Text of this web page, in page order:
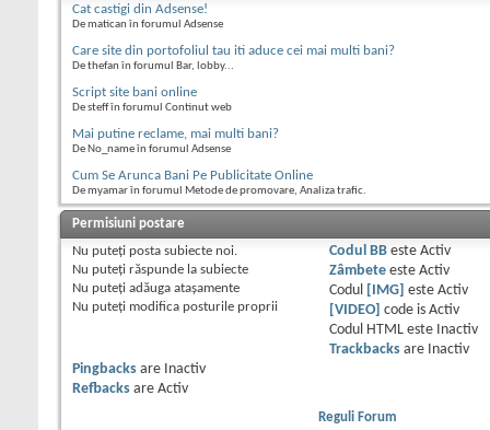
Cat castigi din Adsense!
De matican în forumul Adsense
Care site din portofoliul tau iti aduce cei mai multi bani?
De thefan în forumul Bar, lobby...
Script site bani online
De steff în forumul Continut web
Mai putine reclame, mai multi bani?
De No_name în forumul Adsense
Cum Se Arunca Bani Pe Publicitate Online
De myamar în forumul Metode de promovare, Analiza trafic.
Permisiuni postare
Nu puteţi posta subiecte noi.
Nu puteţi răspunde la subiecte
Nu puteţi adăuga ataşamente
Nu puteţi modifica posturile proprii
Codul BBeste Activ
Zâmbeteeste Activ
Codul
[IMG] este Activ
[VIDEO] code is Activ
Codul HTML este
Inactiv
Trackbacksare
Inactiv
Pingbacks are
Inactiv
Refbacks are Activ
Reguli Forum